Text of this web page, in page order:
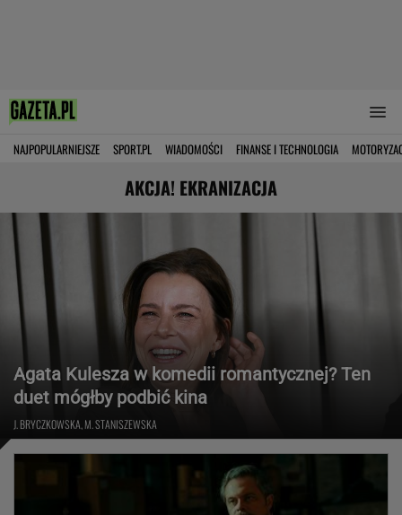
NAJPOPULARNIEJSZE SPORT.PL WIADOMOŚCI FINANSE I TECHNOLOGIA
AKCJA! EKRANIZACJA
Agata Kulesza w komedii romantycznej? Ten
duet mógłby podbić kina
J. BRYCZKOWSKA, M. STANISZEWSKA